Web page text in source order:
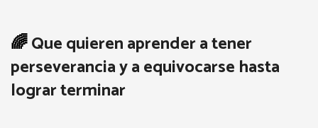
🌈Que quieren aprender a tener
perseverancia y a equivocarse hasta
lograr terminar